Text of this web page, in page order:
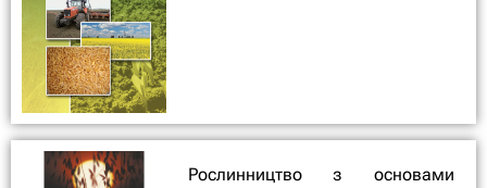
Рослинництво з основами